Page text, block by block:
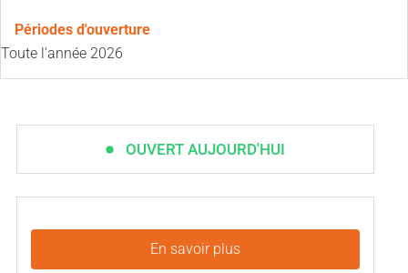
Périodes d'ouverture
Toute l'année 2026
OUVERT AUJOURD'HUI
En savoir plus